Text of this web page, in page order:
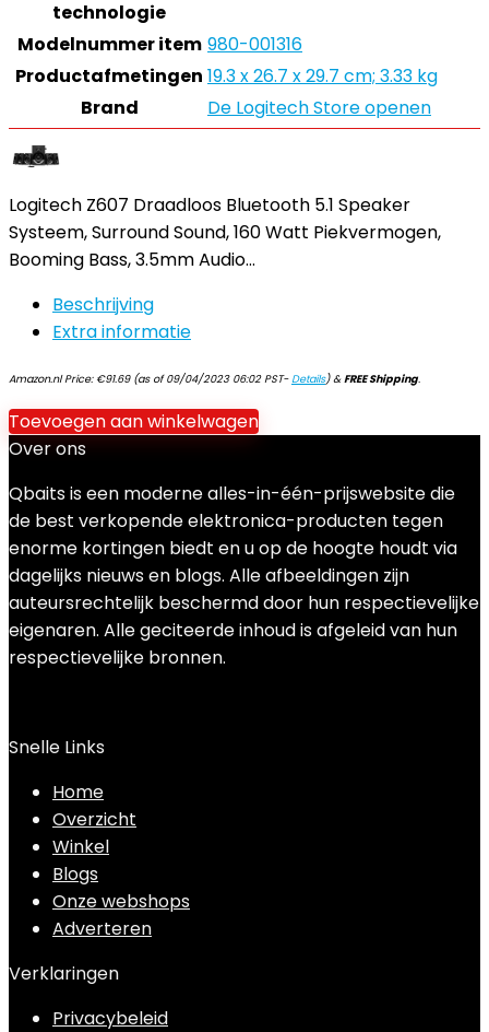
technologie
Modelnummer item 980-001316
Productafmetingen 19.3 x 26.7 x 29.7 cm; 3.33 kg
Brand
De Logitech Store openen
Logitech Z607 Draadloos Bluetooth 5.1 Speaker
Systeem, Surround Sound, 160 Watt Piekvermogen,
Booming Bass, 3.5mm Audio…
Beschrijving
Extra informatie
Amazon.nl Price: €91.69(as of 09/04/2023 06:02 PST-Details)&FREE Shipping.
Toevoegen aan winkelwagen
Over ons
Qbaits is een moderne alles-in-één-prijswebsite die
de best verkopende elektronica-producten tegen
enorme kortingen biedt en u op de hoogte houdt via
dagelijks nieuws en blogs. Alle afbeeldingen zijn
auteursrechtelijk beschermd door hun respectievelijke
eigenaren. Alle geciteerde inhoud is afgeleid van hun
respectievelijke bronnen.
Snelle Links
Home
Overzicht
Winkel
Blogs
Onze webshops
Adverteren
Verklaringen
Privacybeleid